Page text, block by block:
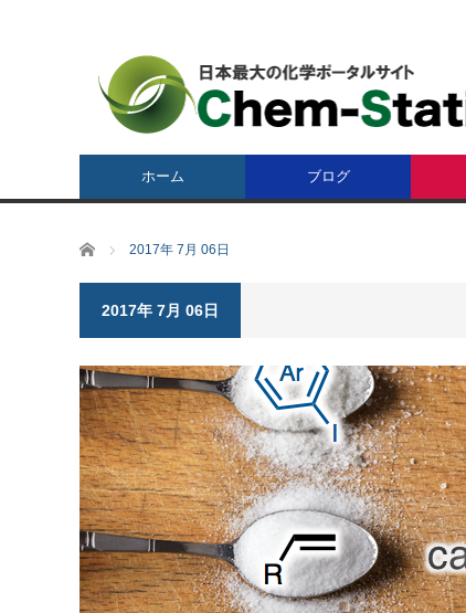
ホーム ブログ
ホーム 2017年 7月 06日
2017年 7月 06日